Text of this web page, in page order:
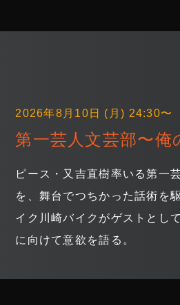
2026年8月10日 (月) 24:30〜
第一芸人文芸部〜
ピース・又吉直樹率いる第一
を、舞台でつちかった話術を
イク川崎バイクがゲストとし
に向けて意欲を語る。